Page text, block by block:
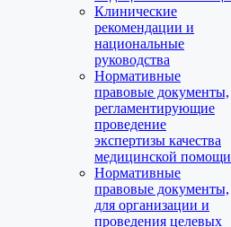
Клинические
рекомендации и
национальные
руководства
Нормативные
правовые документы,
регламентирующие
проведение
экспертизы качества
медицинской помощи
Нормативные
правовые документы,
для организации и
проведения целевых